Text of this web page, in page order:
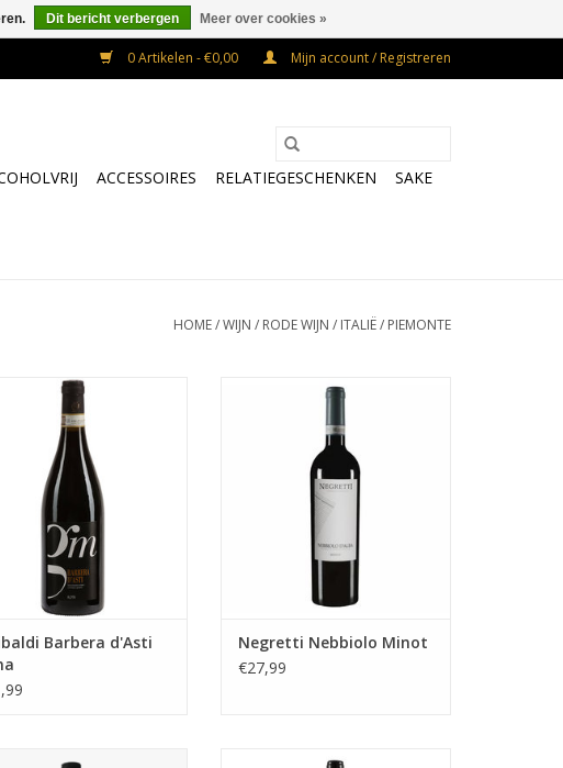
0 Artikelen - €0,00 Mijn account / Registreren
ACCESSOIRES RELATIEGESCHENKEN
SAKE
HOME/WIJN / RODE WIJN / ITALIË/ PIEMONTE
Barbera d'Asti Alma
AAN WINKELWAGEN
Barbera d'Asti
Deze wijn is afkomstig van
robijn rode kleur. In de neus met
name pruimen, cassis, koffie en
houttonen. In smaak aardig wat
tannine en kersen met een lange
afdronk die iets licht geroosterds
achterlaat.
TOEVOEGEN AAN WINKELWAGEN
Negretti Nebbiolo Minot
€27,99
Giribaldi Barbaresco Zoals je Barolo wilt hebben!
Dit bericht verbergen Meer over cookies »